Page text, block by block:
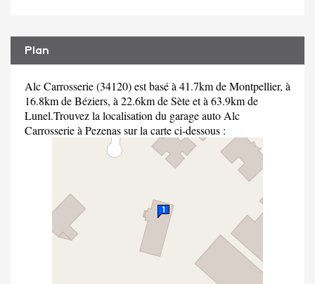
Plan
Alc Carrosserie (34120) est basé à 41.7km de Montpellier, à
16.8km de Béziers, à 22.6km de Sète et à 63.9km de
Lunel.Trouvez la localisation du garage auto Alc
Carrosserie à Pezenas sur la carte ci-dessous :